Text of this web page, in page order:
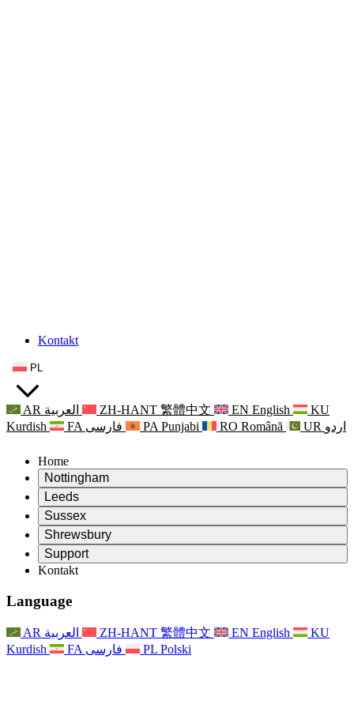
Kontakt
PL
AR العربية ZH-HANT 繁體中文 EN English
KU
Kurdish
FA فارسی PA Punjabi RO Română UR اردو
Home
Nottingham
Review
Przewodniczący Przeglądu
Niezależny zespół recenzentów
Zakres uprawnień
Raport końcowy z niezależnego przeglądu
Często zadawane pytania
Proces przekazywania informacji zwrotnych przez rodzinę
Biuletyny informacyjne
Opt Out
Leeds
Review
Przewodniczący Przeglądu
Niezależny zespół recenzentów
Zakres wymagań i obowiązków
Kontakt
Wsparcie psychologiczne dla rodzin
Aktualizacje dla rodzin
Zdarzenia
For Staff
Wsparcie dla personelu
Sussex
Review
Przewodniczący Przeglądu
Niezależny zespół recenzentów
Zakres uprawnień
For Families
Aktualizacje dla rodzin
Zdarzenia
Shrewsbury
Review
Zakres zadań w zakresie oceny macierzyństwa
Raport końcowy z niezależnego przeglądu
Pierwszy raport z niezależnego przeglądu
For Families
Aktualizacje
Support
Leeds
Nottingham
Rodzinna Służba Wsparcia Psychologicznego
Wsparcie w sytuacjach kryzysowych związanych ze
zdrowiem psychicznym
Usługi regionalne Nottingham
Kontakt
Language
AR العربية ZH-HANT 繁體中文 EN English
KU
Kurdish
FA فارسی PL Polski